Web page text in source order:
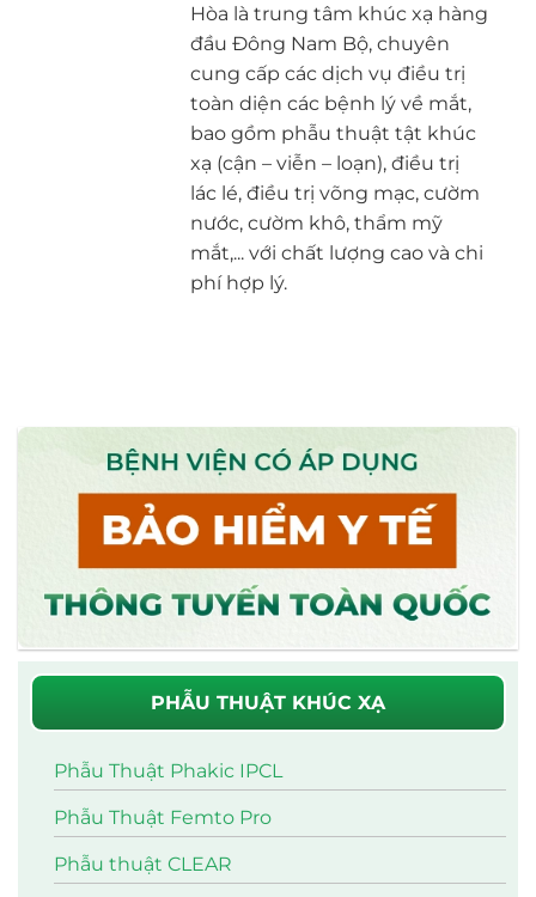
Hòa là trung tâm khúc xạ hàng
đầu Đông Nam Bộ, chuyên
cung cấp các dịch vụ điều trị
toàn diện các bệnh lý về mắt,
bao gồm phẫu thuật tật khúc
xạ (cận – viễn – loạn), điều trị
lác lé, điều trị võng mạc, cườm
nước, cườm khô, thẩm mỹ
mắt,... với chất lượng cao và chi
phí hợp lý.
PHẪU THUẬT KHÚC XẠ
Phẫu Thuật Phakic IPCL
Phẫu Thuật Femto Pro
Phẫu thuật CLEAR